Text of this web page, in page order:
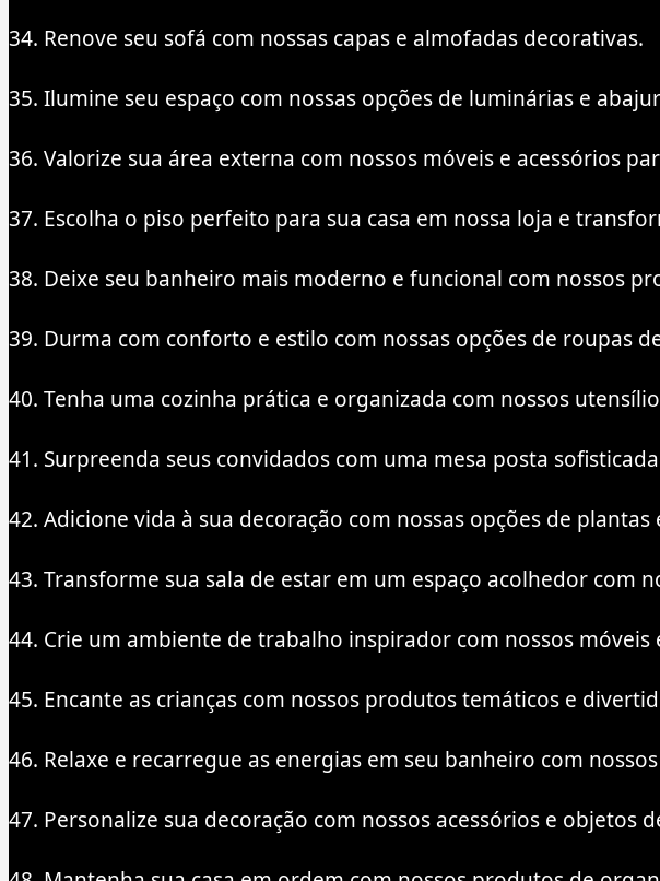
34. Renove seu sofá com nossas capas e almofadas decorativas.
35. Ilumine seu espaço com nossas opções de luminárias e
36. Valorize sua área externa com nossos móveis e acessórios
37. Escolha o piso perfeito para sua casa em nossa loja e
38. Deixe seu banheiro mais moderno e funcional com nossos
39. Durma com conforto e estilo com nossas opções de roupas
40. Tenha uma cozinha prática e organizada com nossos
41. Surpreenda seus convidados com uma mesa posta
42. Adicione vida à sua decoração com nossas opções de
43. Transforme sua sala de estar em um espaço acolhedor com
44. Crie um ambiente de trabalho inspirador com nossos móveis
45. Encante as crianças com nossos produtos temáticos e
46. Relaxe e recarregue as energias em seu banheiro com
47. Personalize sua decoração com nossos acessórios e objetos